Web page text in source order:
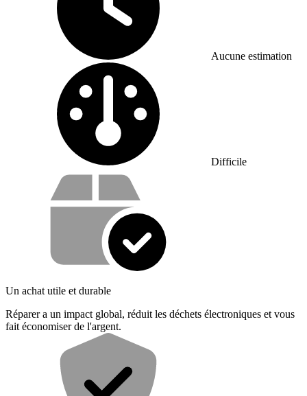
Aucune estimation
Difficile
Vos avantages
Un achat utile et durable
Réparer a un impact global, réduit les déchets électroniques et vous
fait économiser de l'argent.